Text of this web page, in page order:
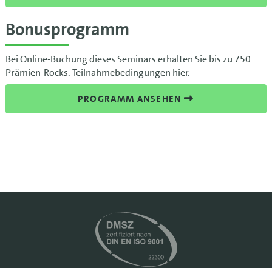
Bonusprogramm
Bei Online-Buchung dieses Seminars erhalten Sie bis zu 750
Prämien-Rocks. Teilnahmebedingungen hier.
PROGRAMM ANSEHEN